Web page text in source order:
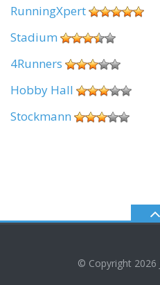
RunningXpert
Stadium
4Runners
Hobby Hall
Stockmann
© Copyright 2026